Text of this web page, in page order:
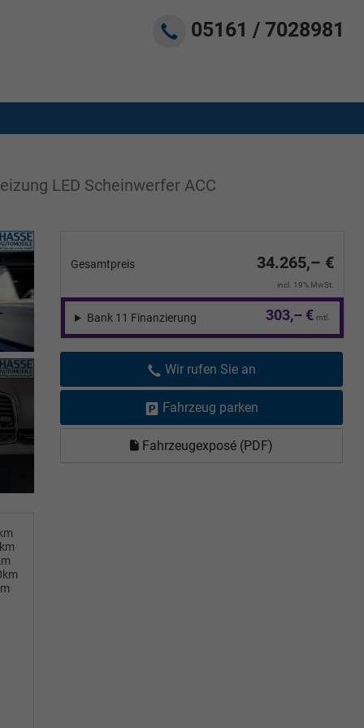
05161 / 7028981
LED Scheinwerfer ACC
Gesamtpreis 34.265,– €
incl. 19% MwSt.
303,– € mtl.
Bank 11 Finanzierung
Wir rufen Sie an
Fahrzeug parken
Fahrzeugexposé (PDF)